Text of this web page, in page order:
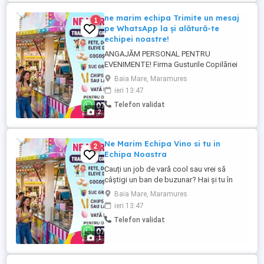
2
1
ne marim echipa Trimite un mesaj
pe WhatsApp la și alătură-te
echipei noastre!
ANGAJĂM PERSONAL PENTRU
EVENIMENTE! Firma Gusturile Copilăriei
Maramureșene își mărește echipa! Căutăm
persoane serioase și dornice de muncă
pentru activități la festivaluri, târguri și zile
de oraș. Program atractiv Mediu de lucru
constituie un avantaj, dar ...
Baia Mare, Maramures
ieri 13:47
Telefon validat
1
2
Ne Marim Echipa Vino si tu in
Echipa Noastra
Cauți un job de vară cool sau vrei să
câștigi un ban de buzunar? Hai și tu în
echipa noastră! Ce vei pregăti și vinde:
Gogoșele biluțe calde și pufoase Suc
Granita Slushy răcoritor Chips pe băț sau
la cornet super crocante Vată pe băț
Baia Mare, Maramures
ieri 13:47
Telefon validat